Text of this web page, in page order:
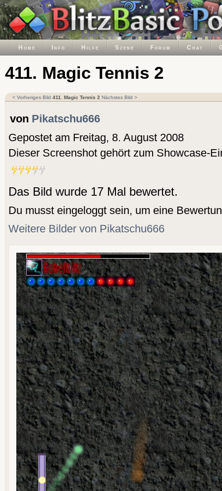
Home Info Hilfe Szene Forum Chat
411. Magic Tennis 2
< Vorheriges Bild 411. Magic Tennis 2 Nächstes Bild >
von Pikatschu666
Gepostet am Freitag, 8. August 2008
Dieser Screenshot gehört zum Showcase-
Das Bild wurde 17 Mal bewertet.
Du musst eingeloggt sein, um eine
Weitere Bilder von Pikatschu666